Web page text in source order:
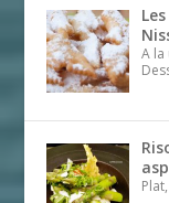
A la